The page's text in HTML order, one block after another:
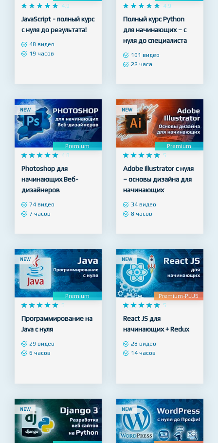
Premium
    
     4.9
JavaScript - полный курс
с нуля до результата!
Premium
    
     4.9
Полный курс Python
для начинающих – с
нуля до специалиста
NEW
    
     4.8
Photoshop для
начинающих Веб-
дизайнеров
NEW
Premium
    
     5
Adobe Illustrator с нуля
– основы дизайна для
начинающих
NEW
Premium
    
    
Программирование на
Java с нуля
NEW
Premium-PLUS
    
     5
React JS для
начинающих + Redux
NEW NEW